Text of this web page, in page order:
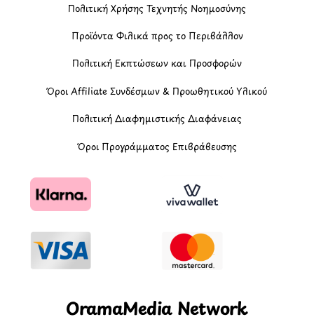
Πολιτική Χρήσης Τεχνητής Νοημοσύνης
Προϊόντα Φιλικά προς το Περιβάλλον
Πολιτική Εκπτώσεων και Προσφορών
Όροι Affiliate Συνδέσμων & Προωθητικού Υλικού
Πολιτική Διαφημιστικής Διαφάνειας
Όροι Προγράμματος Επιβράβευσης
OramaMedia Network